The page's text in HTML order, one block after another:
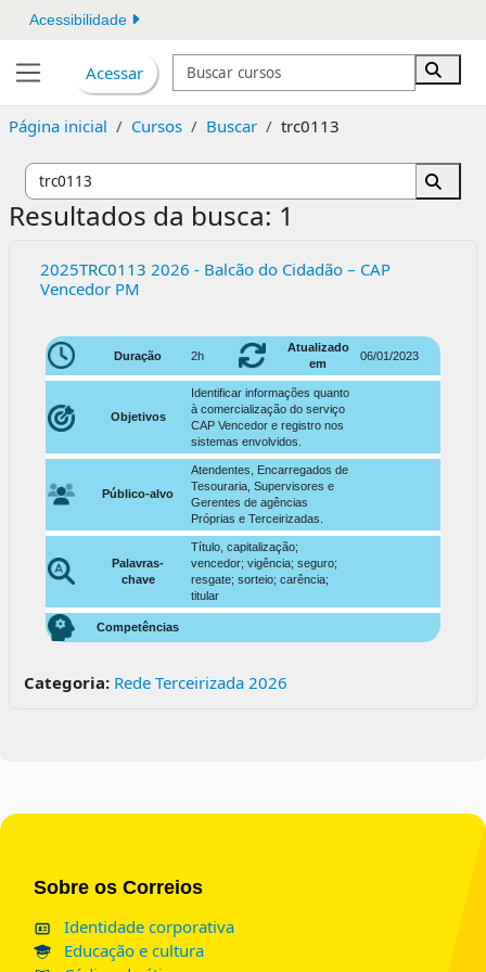
Ir para o conteúdo principal
Acessibilidade
Painel lateral
Acessar
Buscar cursos
Página inicial
Cursos Buscar trc0113
Buscar
Resultados da busca: 1
2025TRC0113 2026 - Balcão do Cidadão – CAP
Vencedor PM
Duração 2h
Atualizado
em
06/01/2023
Objetivos
Identificar informações quanto
à comercialização do serviço
CAP Vencedor e registro nos
sistemas envolvidos.
Público-alvo
Atendentes, Encarregados de
Tesouraria, Supervisores e
Gerentes de agências
Próprias e Terceirizadas.
Palavras-
chave
Título, capitalização;
vencedor; vigência; seguro;
resgate; sorteio; carência;
titular
Competências
Categoria: Rede Terceirizada 2026
Sobre os Correios
Identidade corporativa
Educação e cultura